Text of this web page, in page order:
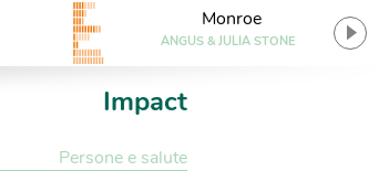
Monroe
ANGUS & JULIA STONE
Impact
Persone e salute